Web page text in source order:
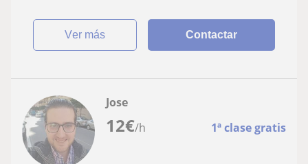
ver más Contactar
12€/h 1ª clase gratis
Jose